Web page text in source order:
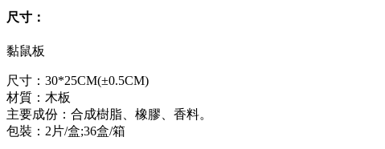
尺寸：
黏鼠板
尺寸：30*25CM(±0.5CM)
材質：木板
主要成份：合成樹脂、橡膠、香料。
包裝：2片/盒;36盒/箱